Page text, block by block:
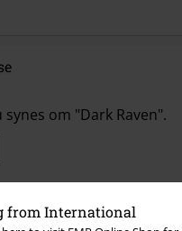
from International
om "Dark Raven".